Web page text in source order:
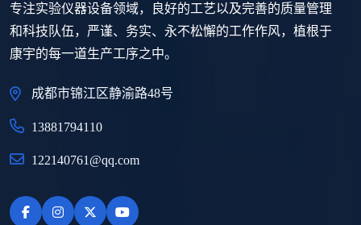
专注实验仪器设备领域，良好的工艺以及完善的质量管理
和科技队伍，严谨、务实、永不松懈的工作作风，植根于
康宇的每一道生产工序之中。
成都市锦江区静渝路48号
13881794110
122140761@qq.com